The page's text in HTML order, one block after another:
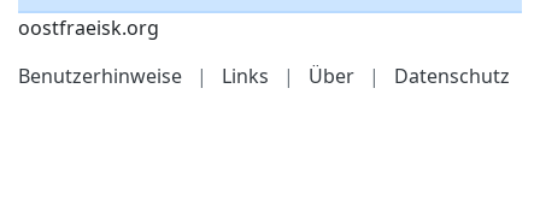
oostfraeisk.org
Benutzerhinweise
| Links | Über | Datenschutz